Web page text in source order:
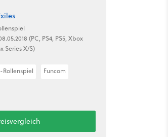
(PC, PS4, PS5, Xbox
Series X/S)
Rollenspiel Funcom